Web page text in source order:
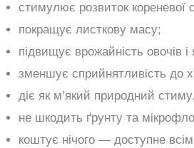
стимулює розвиток кореневої
покращує листкову масу;
підвищує врожайність овочів і
зменшує сприйнятливість до
діє як м’який природний
не шкодить ґрунту та
коштує нічого — доступне